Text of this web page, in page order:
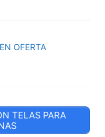
TELAS PARA